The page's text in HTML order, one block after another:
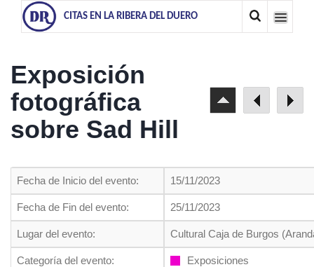
CITAS EN LA RIBERA DEL DUERO
Exposición
fotográfica
sobre Sad Hill
Fecha de Inicio del evento: 15/11/2023
Fecha de Fin del evento: 25/11/2023
Lugar del evento: Cultural Caja de Burgos
Categoría del evento: Exposiciones